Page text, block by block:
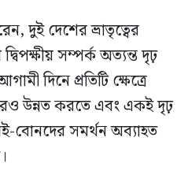
দুই দেশের ভ্রাতৃত্বের
সম্পর্ক অত্যন্ত দৃঢ়
দিনে প্রতিটি ক্ষেত্রে
উন্নত করতে এবং একই দৃঢ়
বোনদের সমর্থন অব্যাহত